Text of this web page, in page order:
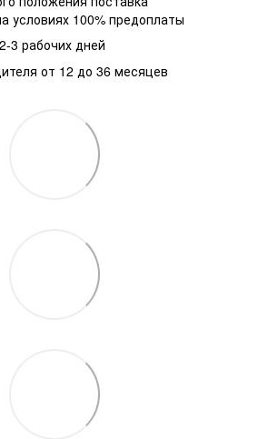
условиях 100% предоплаты
3 рабочих дней
от 12 до 36 месяцев